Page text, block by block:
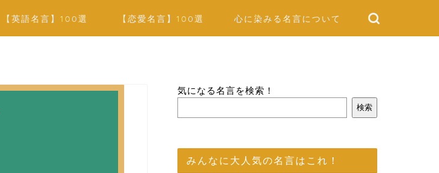
【英語名言】100選 【恋愛名言】100選 心に染みる名言について
気になる名言を検索！
検索
みんなに大人気の名言はこれ！